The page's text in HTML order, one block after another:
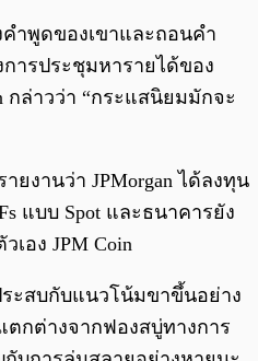
ำพูดของเขาและถอนคำ
ารประชุมหารายได้ของ
กล่าวว่า “กระแสนิยมมักจะ
ยงานว่า JPMorgan ได้ลงทุน
แบบ Spot และธนาคารยัง
เอง JPM Coin
ะสบกับแนวโน้มขาขึ้นอย่าง
กต่างจากฟองสบู่ทางการ